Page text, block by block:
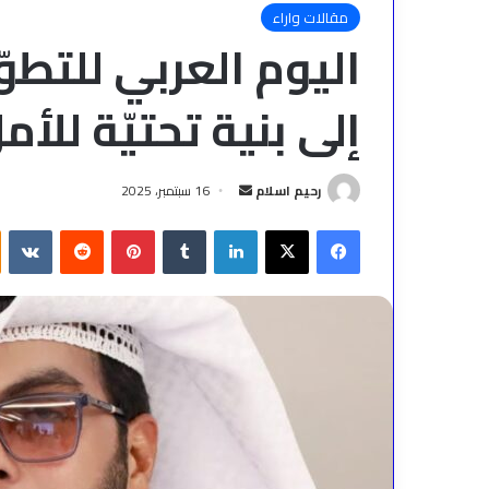
مقالات واراء
اليوم العربي
إلى بنية تحتيّة
رحيم اسلام
أرسل
إلكترونيا
16 سبتمبر، 2025
فيسبوك‫X لينكدإن بينتيريست